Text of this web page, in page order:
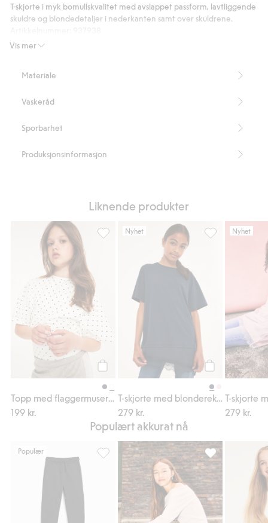
skulpturert
Vis mer
T-skjorte i myk bomullskvalitet med avslappet passform, lavtliggende
skuldre og blondedetaljer i nederkanten samt over skuldrene.
Materiale
Vaskeråd
Sporbarhet
Produksjonsinformasjon
Liknende produkter
199 kr.
Topp med flaggermuserme, Legg til i
Nyhet
Legg til
279 kr.
T-skjorte med
Nyhet
279 kr.
Populært akkurat nå
Populær
Kosebukse med børstet innside, Legg til i
Bootcut-jeans